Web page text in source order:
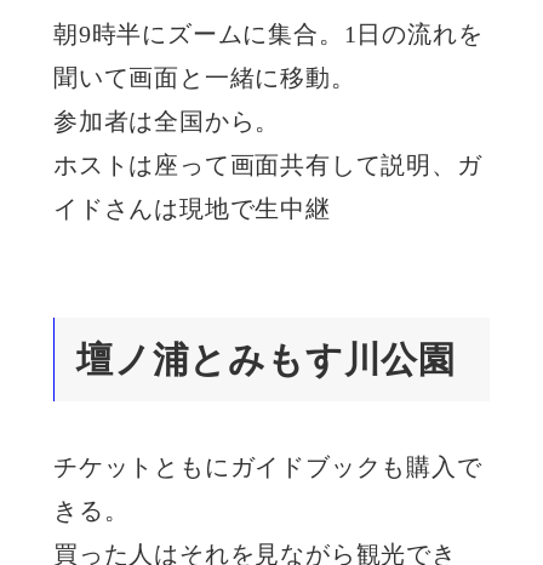
朝9時半にズームに集合。1日の流れを
聞いて画面と一緒に移動。
参加者は全国から。
ホストは座って画面共有して説明、ガ
イドさんは現地で生中継
壇ノ浦とみもす川公園
チケットともにガイドブックも購入で
きる。
買った人はそれを見ながら観光でき